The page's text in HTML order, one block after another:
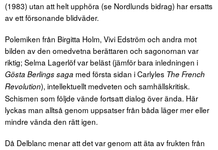
(1983) utan att helt upphöra (se Nordlunds bidrag) har ersatts
av ett försonande blidväder.
Polemiken från Birgitta Holm, Vivi Edström och andra mot
bilden av den omedvetna berättaren och sagonornan var
riktig; Selma Lagerlöf var beläst (jämför bara inledningen i
Gösta Berlings saga med första sidan i Carlyles The French
Revolution), intellektuellt medveten och samhällskritisk.
Schismen som följde vände fortsatt dialog över ända. Här
lyckas man alltså genom uppsatser från båda läger mer eller
mindre vända den rätt igen.
Då Delblanc menar att det var genom att äta av frukten från